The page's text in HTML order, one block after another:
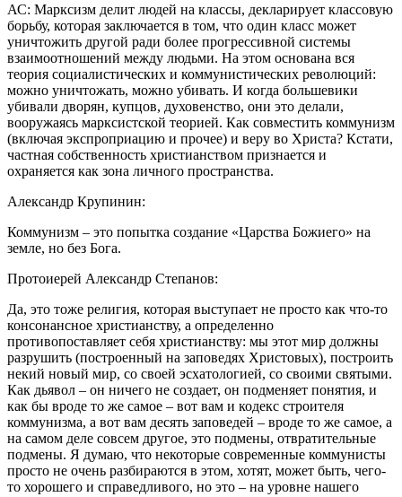
АС: Марксизм делит людей на классы, декларирует классовую
борьбу, которая заключается в том, что один класс может
уничтожить другой ради более прогрессивной системы
взаимоотношений между людьми. На этом основана вся
теория социалистических и коммунистических революций:
можно уничтожать, можно убивать. И когда большевики
убивали дворян, купцов, духовенство, они это делали,
вооружаясь марксистской теорией. Как совместить коммунизм
(включая экспроприацию и прочее) и веру во Христа? Кстати,
частная собственность христианством признается и
охраняется как зона личного пространства.
Александр Крупинин:
Коммунизм – это попытка создание «Царства Божиего» на
земле, но без Бога.
Протоиерей Александр Степанов:
Да, это тоже религия, которая выступает не просто как что-то
консонансное христианству, а определенно
противопоставляет себя христианству: мы этот мир должны
разрушить (построенный на заповедях Христовых), построить
некий новый мир, со своей эсхатологией, со своими святыми.
Как дьявол – он ничего не создает, он подменяет понятия, и
как бы вроде то же самое – вот вам и кодекс строителя
коммунизма, а вот вам десять заповедей – вроде то же самое, а
на самом деле совсем другое, это подмены, отвратительные
подмены. Я думаю, что некоторые современные коммунисты
просто не очень разбираются в этом, хотят, может быть, чего-
то хорошего и справедливого, но это – на уровне нашего